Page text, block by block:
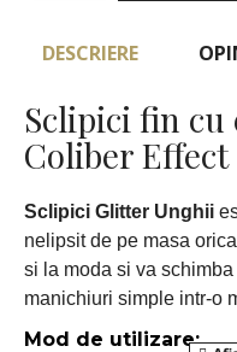
DESCRIERE
Sclipici fin
Coliber Effect
Sclipici Glitter Unghii
nelipsit de pe masa
si la moda si va
manichiuri simple intr-o
Mod de utilizare: